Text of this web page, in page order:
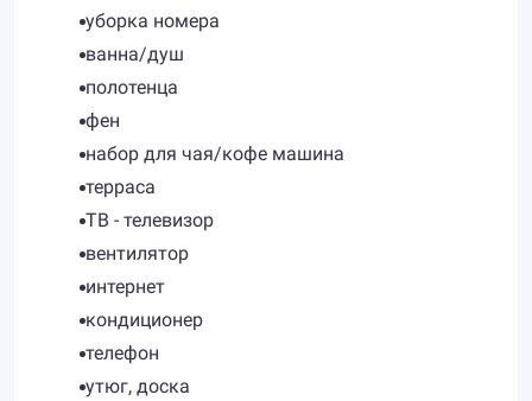
уборка номера
ванна/душ
полотенца
фен
набор для чая/кофе машина
терраса
ТВ - телевизор
вентилятор
интернет
кондиционер
телефон
утюг, доска